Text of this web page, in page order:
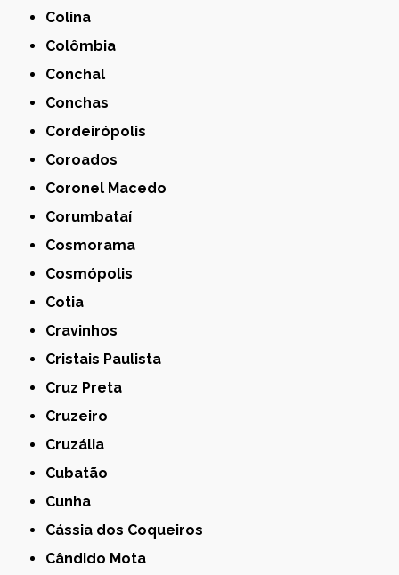
Colina
Colômbia
Conchal
Conchas
Cordeirópolis
Coroados
Coronel Macedo
Corumbataí
Cosmorama
Cosmópolis
Cotia
Cravinhos
Cristais Paulista
Cruz Preta
Cruzeiro
Cruzália
Cubatão
Cunha
Cássia dos Coqueiros
Cândido Mota